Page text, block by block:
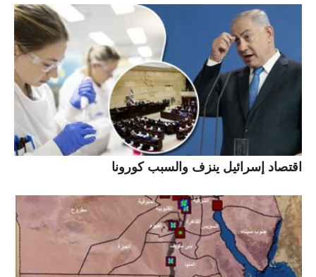
اقتصاد إسرائيل ينزف والسبب كورونا